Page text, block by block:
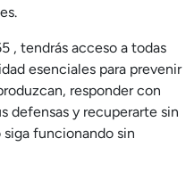
, tendrás acceso a todas
esenciales para prevenir
responder con
defensas y recuperarte sin
funcionando sin